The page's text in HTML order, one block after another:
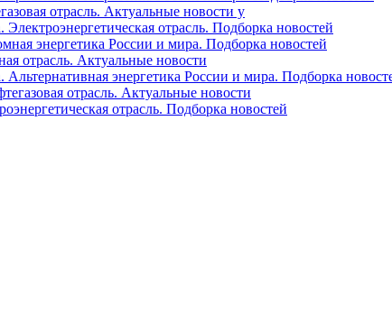
отрасль. Актуальные новости у
отрасль. Подборка новостей
энергетика России и мира. Подборка новостей
отрасль. Актуальные новости
Альтернативная энергетика России и мира. Подборка
отрасль. Актуальные новости
отрасль. Подборка новостей